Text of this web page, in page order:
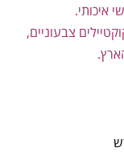
איכותי.
צבעוניים,